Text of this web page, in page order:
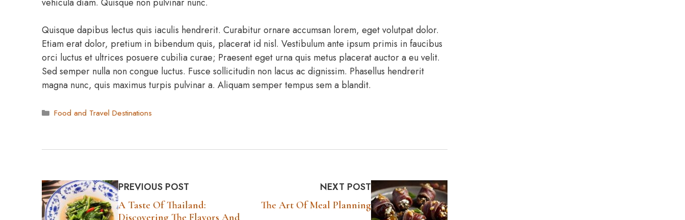
Quisque dapibus lectus quis iaculis hendrerit. Curabitur ornare accumsan lorem, eget volutpat dolor.
Etiam erat dolor, pretium in bibendum quis, placerat id nisl. Vestibulum ante ipsum primis in faucibus
orci luctus et ultrices posuere cubilia curae; Praesent eget urna quis metus placerat auctor a eu velit.
Sed semper nulla non congue luctus. Fusce sollicitudin non lacus ac dignissim. Phasellus hendrerit
magna nunc, quis maximus turpis pulvinar a. Aliquam semper tempus sem a blandit.
Categories
Food and Travel Destinations
PREVIOUS POST
A Taste Of Thailand:
NEXT POST
The Art Of Meal Planning